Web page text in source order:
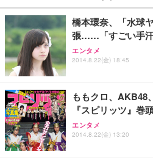
￥27,999
Sezlife オフィスチェ
ワーク チェア 強化バ
能 人間工学 椅子 腰サ
務用 おしゃれ パソコ
Sezlife オフィスチェ
ワーク チェア 強化バ
能 人間工学 椅子 腰サ
￥109,572
【純正品】27"ゲーミ
フック付き（CFI-
【整備済み品】Dell
ー フルHD（
ort/VGA スピーカー内
￥3,234
ネオ・ルーライフ ネ
り 単品
Smart Basic(スマー
限定】 Smart Basic ア
超厚型 お徳用 ワイド
橋本環奈、「水球
張……「すごい手汗
エンタメ
2014.8.22(金) 18:45
ももクロ、
『スピリッツ』巻
エンタメ
2014.8.22(金) 13:20